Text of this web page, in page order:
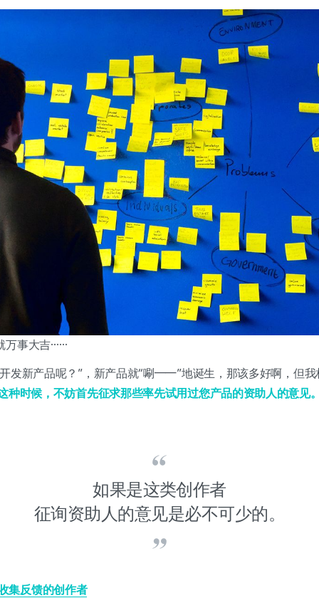
万事大吉……
发新产品呢？”，新产品就“唰——”地诞生，那该多好啊，但
种时候，不妨首先征求那些率先试用过您产品的资助人的意见
如果是这类创作者
征询资助人的意见是必不可少的。
集反馈的创作者